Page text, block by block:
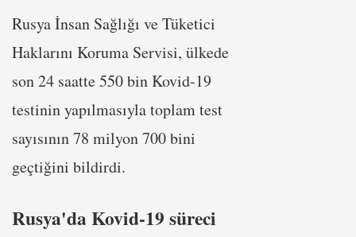
Rusya İnsan Sağlığı ve Tüketici
Haklarını Koruma Servisi, ülkede
son 24 saatte 550 bin Kovid-19
testinin yapılmasıyla toplam test
sayısının 78 milyon 700 bini
geçtiğini bildirdi.
Rusya'da Kovid-19 süreci